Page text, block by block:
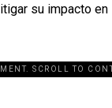
su impacto en
SCROLL TO